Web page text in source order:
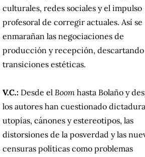
culturales, redes sociales y el impulso
profesoral de corregir actuales. Así se
enmarañan las negociaciones de
producción y recepción, descartando
transiciones estéticas.
V.C.: Desde el Boom hasta Bolaño y
los autores han cuestionado
utopías, cánones y estereotipos, las
distorsiones de la posverdad y las
censuras políticas como problemas